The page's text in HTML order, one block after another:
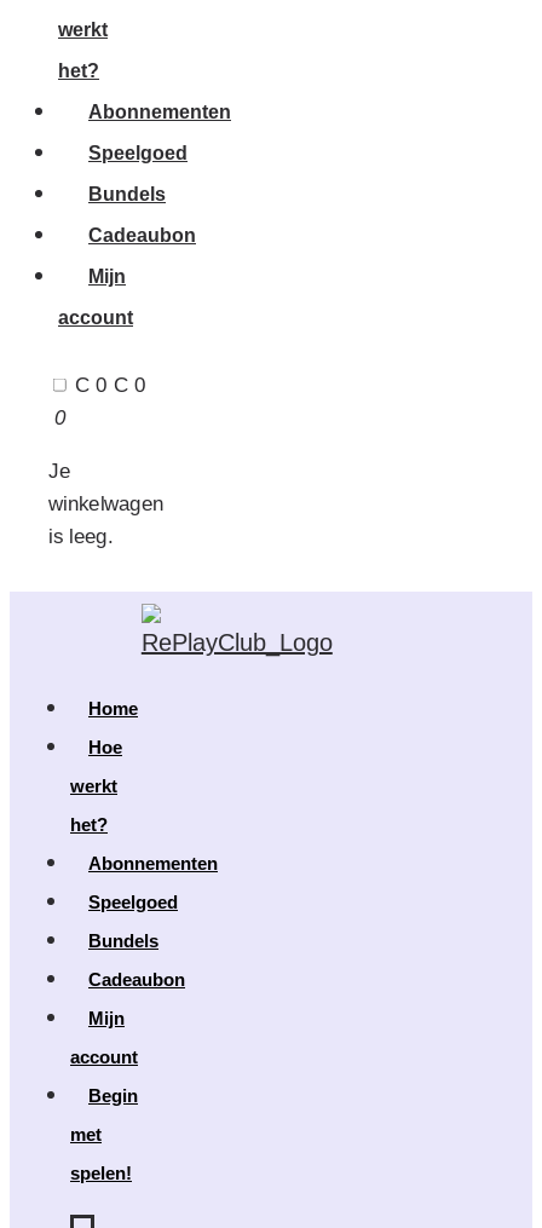
werkt
het?
Abonnementen
Speelgoed
Bundels
Cadeaubon
Mijn
account
C 0 C 0
0
Je
winkelwagen
is leeg.
Home
Hoe
werkt
het?
Abonnementen
Speelgoed
Bundels
Cadeaubon
Mijn
account
Begin
met
spelen!